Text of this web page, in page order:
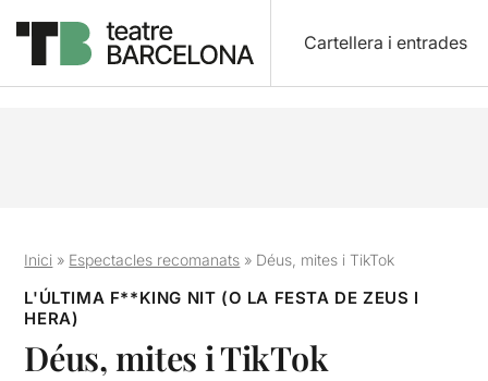
Cartellera i entrades
Inici » Espectacles recomanats » Déus, mites i TikTok
L'ÚLTIMA F**KING NIT (O LA FESTA DE ZEUS I
HERA)
Déus, mites i TikTok